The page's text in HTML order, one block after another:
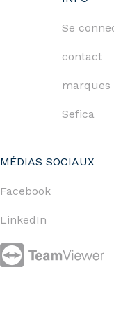
Se
contact
marques
Sefica
MÉDIAS SOCIAUX
Facebook
LinkedIn